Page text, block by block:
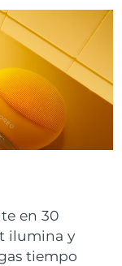
en 30
ilumina y
tiempo
prevista 8/10/26
prevista 8/15/26
prevista8/14/26
prevista8/11/26
prevista8/10/26